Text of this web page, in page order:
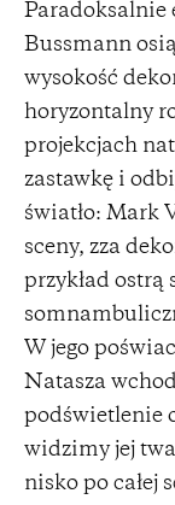
Paradoksalnie
Bussmann
wysokość
horyzontalny
projekcjach
zastawkę i
światło: Mark
sceny, zza
przykład ostrą
W jego
Natasza
podświetlenie
widzimy jej
nisko po całej